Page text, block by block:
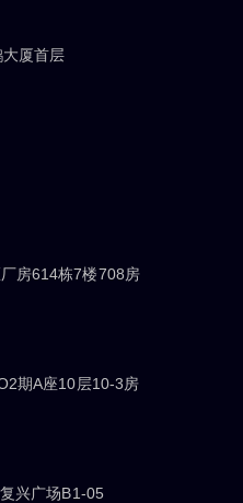
厦首层
房614栋7楼708房
期A座10层10-3房
兴广场B1-05